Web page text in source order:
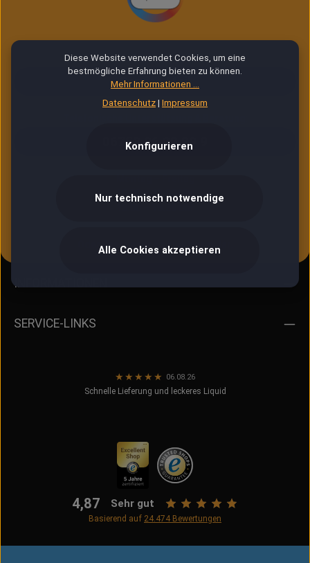
E-Mail Service (24/7)
Service Mail
06753 96 99 99 9
10:00 – 12:00 Uhr
Oder über unser Kontaktformular
INFORMATIONEN
SERVICE-LINKS
★ ★ ★ ★ ★ 06.08.26
Schnelle Lieferung und leckeres Liquid
4,87 Sehr gut
Basierend auf 24.474 Bewertungen
Diese Website verwendet Cookies, um eine
bestmögliche Erfahrung bieten zu können.
Mehr Informationen ...
Datenschutz | Impressum
Nur technisch notwendige
Konfigurieren
Alle Cookies akzeptieren